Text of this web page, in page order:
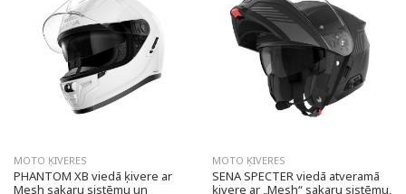
MOTO ĶIVERES
PHANTOM XB viedā ķivere ar
Mesh sakaru sistēmu un
MOTO ĶIVERES
SENA SPECTER viedā atveramā
ķivere ar „Mesh“ sakaru sistēmu,